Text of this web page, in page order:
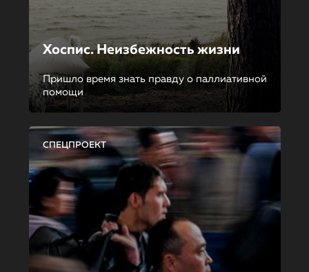
Хоспис. Неизбежность жизни
Пришло время знать правду о паллиативной
помощи
СПЕЦПРОЕКТ